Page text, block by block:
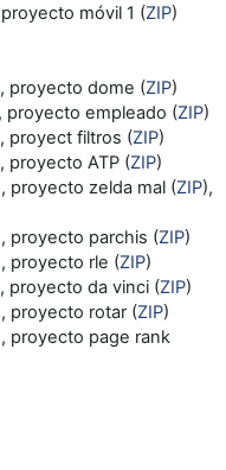
móvil 1 (ZIP)
proyecto dome (ZIP)
proyecto empleado (ZIP)
proyect filtros (ZIP)
proyecto ATP (ZIP)
proyecto zelda mal (ZIP),
proyecto parchis (ZIP)
proyecto rle (ZIP)
proyecto da vinci (ZIP)
proyecto rotar (ZIP)
proyecto page rank